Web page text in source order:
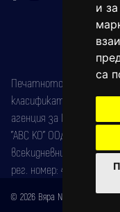
и
са
Печатното издание на
класификатор на
агенция за ISSN) под
"АВС КО" ООД е
всекидневник на
рег. номер: 47857/
© 2026 Вяра News Всички